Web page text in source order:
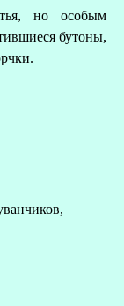
но особым
бутоны,